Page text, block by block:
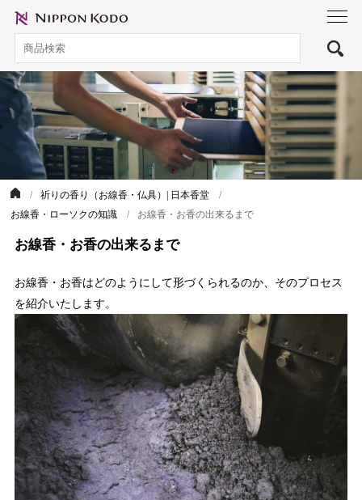
祈りの香り（お線香・仏具）| 日本香堂
お線香・ローソクの知識
お線香・お香の出来るまで
お線香・お香の出来るまで
お線香・お香はどのようにして形づくられるのか、そのプロセス
を紹介いたします。